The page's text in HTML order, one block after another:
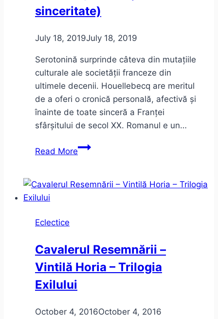
sinceritate)
July 18, 2019July 18, 2019
Serotonină surprinde câteva din mutațiile
culturale ale societății franceze din
ultimele decenii. Houellebecq are meritul
de a oferi o cronică personală, afectivă și
înainte de toate sinceră a Franței
sfârșitului de secol XX. Romanul e un…
Read MoreHouellebecq
(sau
Eclectice
Cavalerul Resemnării –
Vintilă Horia – Trilogia
Exilului
October 4, 2016October 4, 2016